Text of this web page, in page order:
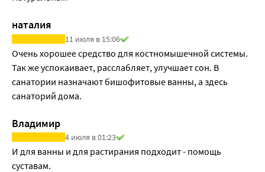
Бишофит может применяться в комплексе с другими
медикаментозными и физиотерапевтическими методами
с взаимным потенцированием эффектов.
наталия
11 июля в 15:06
Очень хорошее средство для костномышечной системы.
Так же успокаивает, расслабляет, улучшает сон. В
санатории назначают бишофитовые ванны, а здесь
санаторий дома.
Владимир
4 июля в 01:23
И для ванны и для растирания подходит - помощь
суставам.